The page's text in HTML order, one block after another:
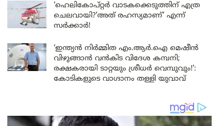
‘ഹെലികോപ്റ്റർ വാടകക്കെടുത്തിന് എത്ര
ചെലവായി?’അത് രഹസ്യമാണ്’ എന്ന്
സർക്കാർ!
‘ഇന്ത്യൻ നിർമ്മിത എം.ആർ.ഐ മെഷീൻ
വിഴുങ്ങാൻ വൻകിട വിദേശ കമ്പനി;
രക്ഷകരായി ടാറ്റയും ശ്രീധർ വെമ്പുവും!’:
കോടികളുടെ വാഗ്ദാനം തള്ളി യുവാവ്